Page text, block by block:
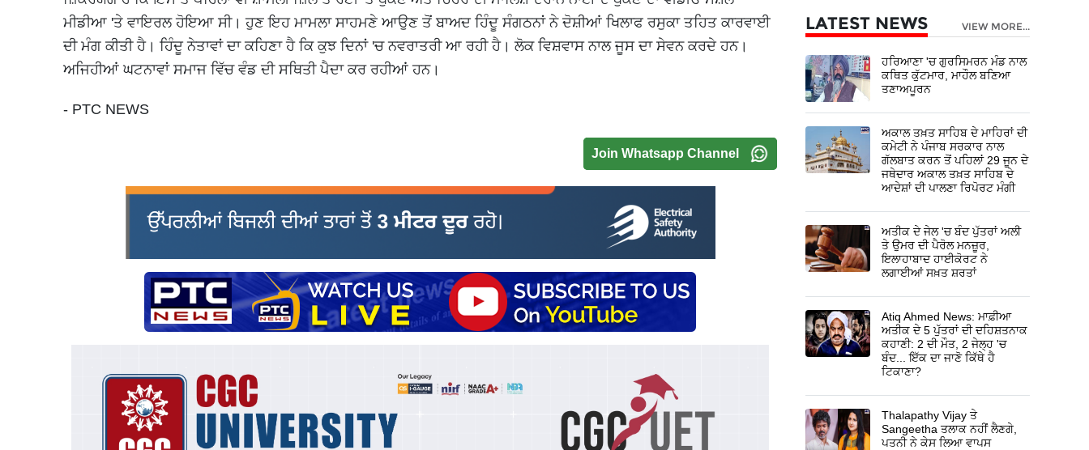
ਮੀਡੀਆ 'ਤੇ ਵਾਇਰਲ ਹੋਇਆ ਸੀ। ਹੁਣ ਇਹ ਮਾਮਲਾ ਸਾਹਮਣੇ ਆਉਣ ਤੋਂ ਬਾਅਦ ਹਿੰਦੂ ਸੰਗਠਨਾਂ ਨੇ ਦੋਸ਼ੀਆਂ ਖਿਲਾਫ ਰਸੁਕਾ ਤਹਿਤ ਕਾਰਵਾਈ
ਦੀ ਮੰਗ ਕੀਤੀ ਹੈ। ਹਿੰਦੂ ਨੇਤਾਵਾਂ ਦਾ ਕਹਿਣਾ ਹੈ ਕਿ ਕੁਝ ਦਿਨਾਂ 'ਚ ਨਵਰਾਤਰੀ ਆ ਰਹੀ ਹੈ। ਲੋਕ ਵਿਸ਼ਵਾਸ ਨਾਲ ਜੂਸ ਦਾ ਸੇਵਨ ਕਰਦੇ ਹਨ।
ਅਜਿਹੀਆਂ ਘਟਨਾਵਾਂ ਸਮਾਜ ਵਿੱਚ ਵੰਡ ਦੀ ਸਥਿਤੀ ਪੈਦਾ ਕਰ ਰਹੀਆਂ ਹਨ।
- PTC NEWS
Join Whatsapp Channel
LATEST NEWS VIEW MORE...
ਹਰਿਆਣਾ 'ਚ ਗੁਰਸਿਮਰਨ ਮੰਡ ਨਾਲ
ਕਥਿਤ ਕੁੱਟਮਾਰ, ਮਾਹੌਲ ਬਣਿਆ
ਤਣਾਅਪੂਰਨ
ਅਕਾਲ ਤਖ਼ਤ ਸਾਹਿਬ ਦੇ ਮਾਹਿਰਾਂ ਦੀ
ਕਮੇਟੀ ਨੇ ਪੰਜਾਬ ਸਰਕਾਰ ਨਾਲ
ਗੱਲਬਾਤ ਕਰਨ ਤੋਂ ਪਹਿਲਾਂ 29 ਜੂਨ ਦੇ
ਜਥੇਦਾਰ ਅਕਾਲ ਤਖ਼ਤ ਸਾਹਿਬ ਦੇ
ਆਦੇਸ਼ਾਂ ਦੀ ਪਾਲਣਾ ਰਿਪੋਰਟ ਮੰਗੀ
ਅਤੀਕ ਦੇ ਜੇਲ 'ਚ ਬੰਦ ਪੁੱਤਰਾਂ ਅਲੀ
ਤੇ ਉਮਰ ਦੀ ਪੈਰੋਲ ਮਨਜ਼ੂਰ,
ਇਲਾਹਾਬਾਦ ਹਾਈਕੋਰਟ ਨੇ
ਲਗਾਈਆਂ ਸਖ਼ਤ ਸ਼ਰਤਾਂ
Atiq Ahmed News: ਮਾਫ਼ੀਆ
ਅਤੀਕ ਦੇ 5 ਪੁੱਤਰਾਂ ਦੀ ਦਹਿਸ਼ਤਨਾਕ
ਕਹਾਣੀ: 2 ਦੀ ਮੌਤ, 2 ਜੇਲ੍ਹ 'ਚ
ਬੰਦ... ਇੱਕ ਦਾ ਜਾਣੋ ਕਿੱਥੇ ਹੈ
ਟਿਕਾਣਾ?
Thalapathy Vijay ਤੇ
Sangeetha ਤਲਾਕ ਨਹੀਂ ਲੈਣਗੇ,
ਪਤਨੀ ਨੇ ਕੇਸ ਲਿਆ ਵਾਪਸ